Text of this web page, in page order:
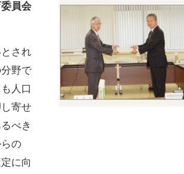
員会
され
野で
人口
寄せ
べき
の
に向